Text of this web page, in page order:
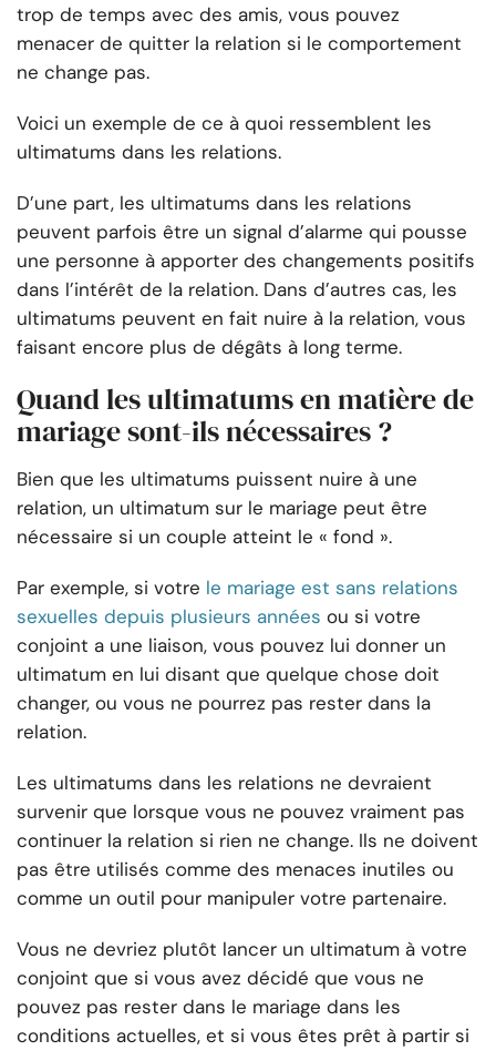
trop de temps avec des amis, vous pouvez
menacer de quitter la relation si le comportement
ne change pas.
Voici un exemple de ce à quoi ressemblent les
ultimatums dans les relations.
D’une part, les ultimatums dans les relations
peuvent parfois être un signal d’alarme qui pousse
une personne à apporter des changements positifs
dans l’intérêt de la relation. Dans d’autres cas, les
ultimatums peuvent en fait nuire à la relation, vous
faisant encore plus de dégâts à long terme.
Quand les ultimatums en matière de
mariage sont-ils nécessaires ?
Bien que les ultimatums puissent nuire à une
relation, un ultimatum sur le mariage peut être
nécessaire si un couple atteint le « fond ».
Par exemple, si votre le mariage est sans relations
sexuelles depuis plusieurs années ou si votre
conjoint a une liaison, vous pouvez lui donner un
ultimatum en lui disant que quelque chose doit
changer, ou vous ne pourrez pas rester dans la
relation.
Les ultimatums dans les relations ne devraient
survenir que lorsque vous ne pouvez vraiment pas
continuer la relation si rien ne change. Ils ne doivent
pas être utilisés comme des menaces inutiles ou
comme un outil pour manipuler votre partenaire.
Vous ne devriez plutôt lancer un ultimatum à votre
conjoint que si vous avez décidé que vous ne
pouvez pas rester dans le mariage dans les
conditions actuelles, et si vous êtes prêt à partir si